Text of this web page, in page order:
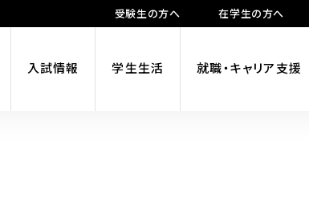
入試情報 学生生活 就職・キャリア支援
受験生の方へ 在学生の方へ